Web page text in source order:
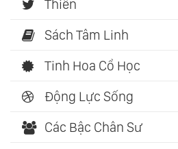
Thiền
Sách Tâm Linh
Tinh Hoa Cổ Học
Động Lực Sống
Các Bậc Chân Sư